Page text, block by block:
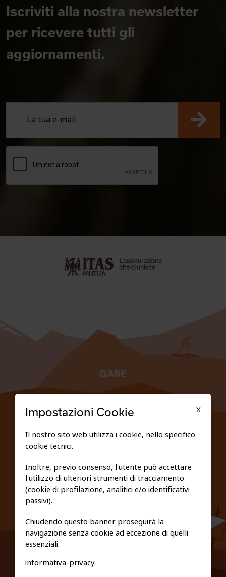
Iscriviti alla nostra newsletter
per ricevere tutti gli
aggiornamenti.
GARE
PRIVACY E COOKIE POLICY
X
Impostazioni Cookie
Il nostro sito web utilizza i cookie, nello specifico
cookie tecnici.
Inoltre, previo consenso, l'utente può accettare
l'utilizzo di ulteriori strumenti di tracciamento
(cookie di profilazione, analitici e/o identificativi
passivi).
Chiudendo questo banner proseguirà la
navigazione senza cookie ad eccezione di quelli
essenziali.
informativa-privacy